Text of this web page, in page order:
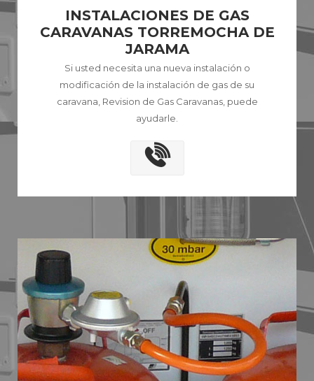
INSTALACIONES DE GAS
CARAVANAS TORREMOCHA DE
JARAMA
Si usted necesita una nueva instalación o
modificación de la instalación de gas de su
caravana, Revision de Gas Caravanas, puede
ayudarle.